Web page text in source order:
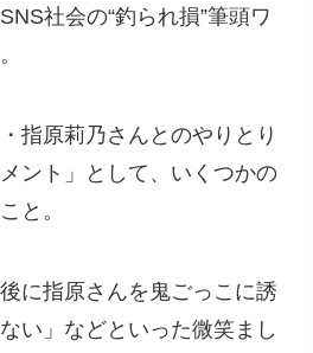
社会の“釣られ損”筆頭ワ
指原莉乃さんとのやりとり
ント」として、いくつかの
と。
に指原さんを鬼ごっこに誘
い」などといった微笑まし